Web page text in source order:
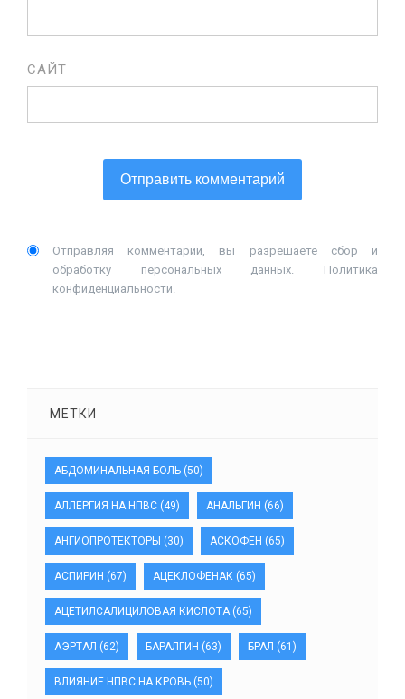
САЙТ
Отправляя комментарий, вы разрешаете сбор и
обработку персональных данных. Политика
конфиденциальности.
МЕТКИ
АБДОМИНАЛЬНАЯ БОЛЬ (50)
АЛЛЕРГИЯ НА НПВС (49) АНАЛЬГИН (66)
АНГИОПРОТЕКТОРЫ (30) АСКОФЕН (65)
АСПИРИН (67) АЦЕКЛОФЕНАК (65)
АЦЕТИЛСАЛИЦИЛОВАЯ КИСЛОТА(65)
АЭРТАЛ (62) БАРАЛГИН (63) БРАЛ (61)
ВЛИЯНИЕ НПВС НА КРОВЬ (50)